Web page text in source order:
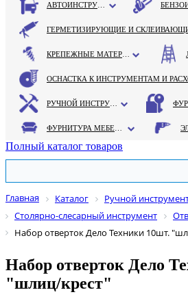
Полный каталог товаров
Главная Каталог
Ручной
Столярно-слесарный инструмент
Набор отверток Дело Техники 10шт.
Набор отверток Дело
"шлиц/крест"